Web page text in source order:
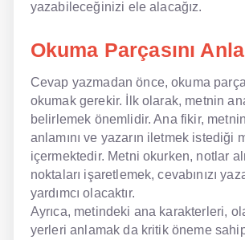
NLP İngilizce
Offline İngilizce
Online İngilizce
Sözlük
Tavsiyeler
Gizlilik Politikası
Bize Ulaşın
yazabileceğinizi ele alacağız.
Okuma Parçasını
Cevap yazmadan önce, okuma
okumak gerekir. İlk olarak, metnin
belirlemek önemlidir. Ana fikir,
anlamını ve yazarın iletmek istediği
içermektedir. Metni okurken, notlar
noktaları işaretlemek, cevabınızı
yardımcı olacaktır.
Ayrıca, metindeki ana karakterleri,
yerleri anlamak da kritik öneme